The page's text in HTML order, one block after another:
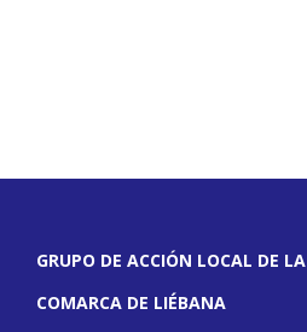
GRUPO DE ACCIÓN LOCAL DE LA
COMARCA DE LIÉBANA